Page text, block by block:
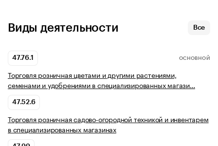
Виды деятельности Все
47.76.1 ОСНОВНОЙ
Торговля розничная цветами и другими растениями,
семенами и удобрениями в специализированных магази…
47.52.6
Торговля розничная садово-огородной техникой и инвентарем
в специализированных магазинах